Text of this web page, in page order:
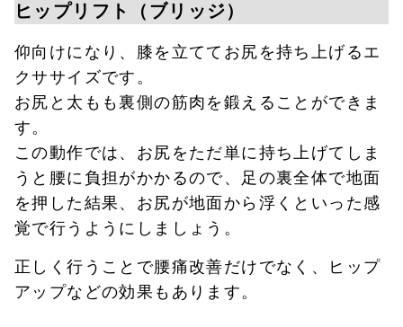
ヒップリフト（ブリッジ）
仰向けになり、膝を立ててお尻を持ち上げるエ
クササイズです。
お尻と太もも裏側の筋肉を鍛えることができま
す。
この動作では、お尻をただ単に持ち上げてしま
うと腰に負担がかかるので、足の裏全体で地面
を押した結果、お尻が地面から浮くといった感
覚で行うようにしましょう。
正しく行うことで腰痛改善だけでなく、ヒップ
アップなどの効果もあります。